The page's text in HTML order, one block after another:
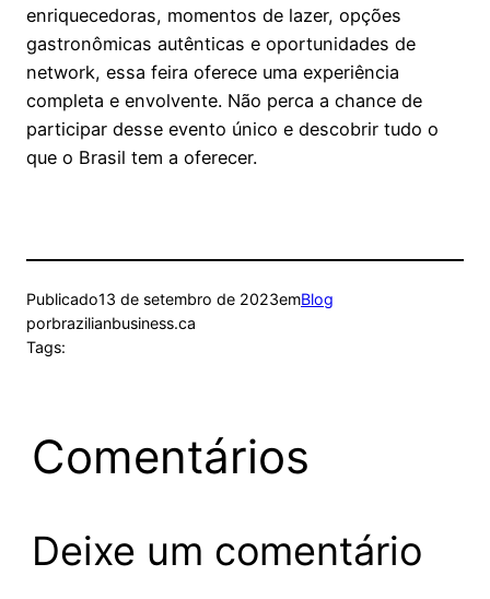
enriquecedoras, momentos de lazer, opções
gastronômicas autênticas e oportunidades de
network, essa feira oferece uma experiência
completa e envolvente. Não perca a chance de
participar desse evento único e descobrir tudo o
que o Brasil tem a oferecer.
Publicado13 de setembro de 2023emBlog
porbrazilianbusiness.ca
Tags:
Comentários
Deixe um comentário